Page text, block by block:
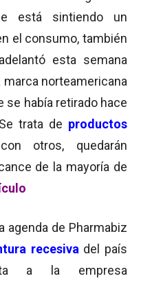
está sintiendo un
el consumo, también
adelantó esta semana
marca norteamericana
se había retirado hace
trata de productos
otros, quedarán
de la mayoría de
agenda de Pharmabiz
recesiva del país
a la empresa